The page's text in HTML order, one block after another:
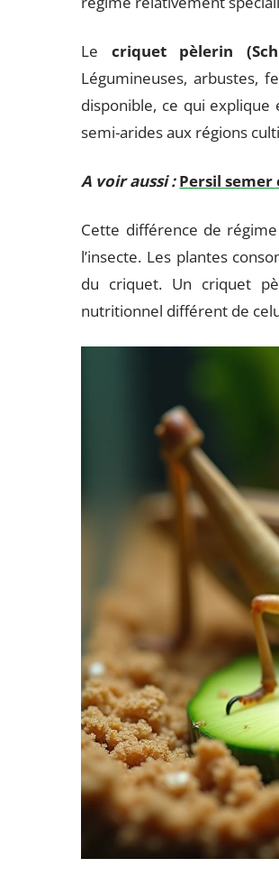
Le criquet pèlerin
Légumineuses, arbustes,
disponible, ce qui explique
semi-arides aux régions
A voir aussi : Persil
Cette différence de
l’insecte. Les plantes
du criquet. Un criquet
nutritionnel différent de